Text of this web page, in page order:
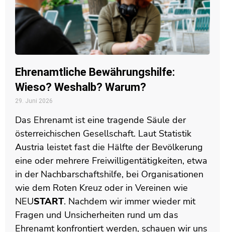
Ehrenamtliche Bewährungshilfe:
Wieso? Weshalb? Warum?
29. Juni 2026
Das Ehrenamt ist eine tragende Säule der
österreichischen Gesellschaft. Laut Statistik
Austria leistet fast die Hälfte der Bevölkerung
eine oder mehrere Freiwilligentätigkeiten, etwa
in der Nachbarschaftshilfe, bei Organisationen
wie dem Roten Kreuz oder in Vereinen wie
NEUSTART. Nachdem wir immer wieder mit
Fragen und Unsicherheiten rund um das
Ehrenamt konfrontiert werden, schauen wir uns